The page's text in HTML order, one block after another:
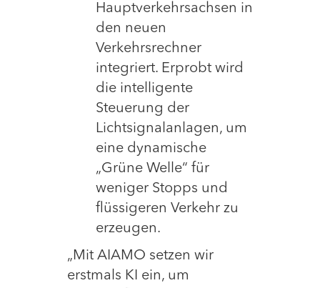
Hauptverkehrsachsen in
den neuen
Verkehrsrechner
integriert. Erprobt wird
die intelligente
Steuerung der
Lichtsignalanlagen, um
eine dynamische
„Grüne Welle“ für
weniger Stopps und
flüssigeren Verkehr zu
erzeugen.
„Mit AIAMO setzen wir
erstmals KI ein, um